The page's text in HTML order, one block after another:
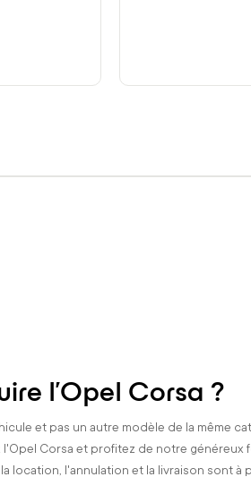
l'Opel Corsa ?
et pas un autre modèle de la même
Corsa et profitez de notre généreux
location, l'annulation et la livraison sont à